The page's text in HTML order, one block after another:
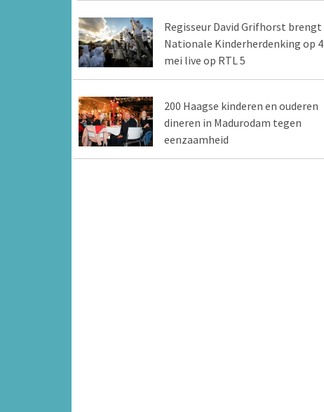
Regisseur David Grifhorst brengt
Nationale Kinderherdenking op 4
mei live op RTL 5
200 Haagse kinderen en ouderen
dineren in Madurodam tegen
eenzaamheid